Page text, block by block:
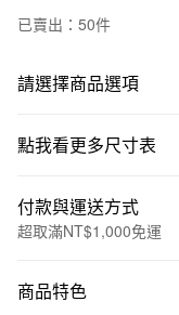
已賣出：50件
請選擇商品選項
點我看更多尺寸表
付款與運送方式
超取滿NT$1,000免運
信用卡一次付款
商品特色